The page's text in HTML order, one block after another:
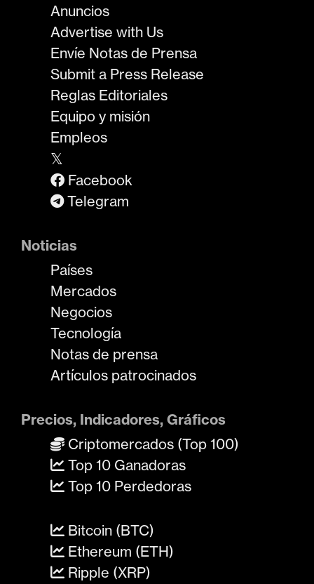
Anuncios
Advertise with Us
Envíe Notas de Prensa
Submit a Press Release
Reglas Editoriales
Equipo y misión
Empleos
𝕏
Facebook
Telegram
Noticias
Países
Mercados
Negocios
Tecnología
Notas de prensa
Artículos patrocinados
Precios, Indicadores, Gráficos
Criptomercados (Top 100)
Top 10 Ganadoras
Top 10 Perdedoras
Bitcoin (BTC)
Ethereum (ETH)
Ripple (XRP)